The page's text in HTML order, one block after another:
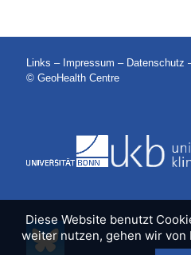
Links – Impressum – Datenschutz
© GeoHealth Centre
Diese Website benutzt
weiter nutzen, gehen wir von